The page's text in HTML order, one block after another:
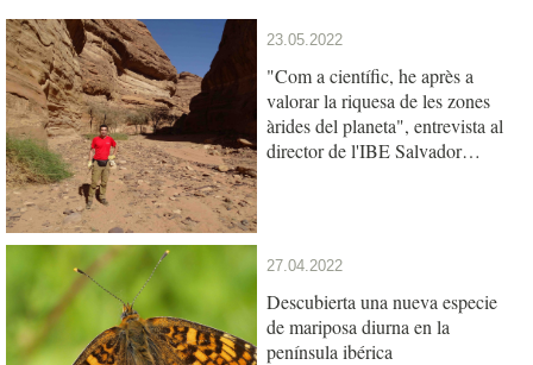
23.05.2022
"Com a científic, he après a
valorar la riquesa de les zones
àrides del planeta", entrevista al
director de l'IBE Salvador
27.04.2022
Descubierta una nueva especie
de mariposa diurna en la
península ibérica